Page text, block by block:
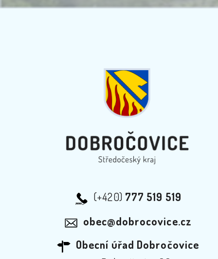
(+420) 777 519 519
obec@dobrocovice.cz
Obecní úřad Dobročovice